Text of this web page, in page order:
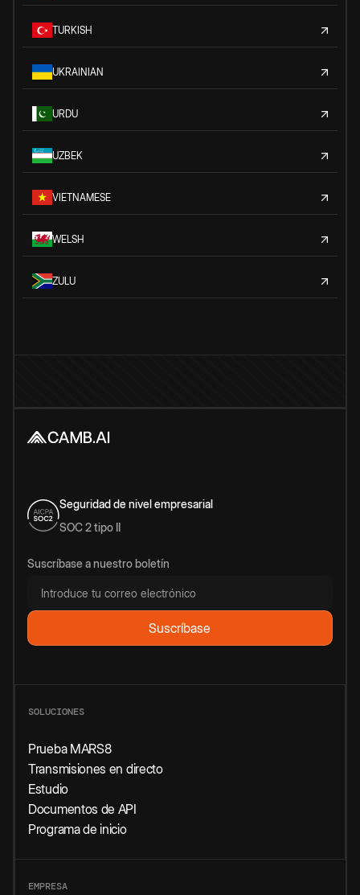
TURKISH
UKRAINIAN
URDU
UZBEK
VIETNAMESE
WELSH
ZULU
Seguridad de nivel empresarial
SOC 2 tipo II
Suscríbase a nuestro boletín
SOLUCIONES
Prueba MARS8
Transmisiones en directo
Estudio
Documentos de API
Programa de inicio
EMPRESA